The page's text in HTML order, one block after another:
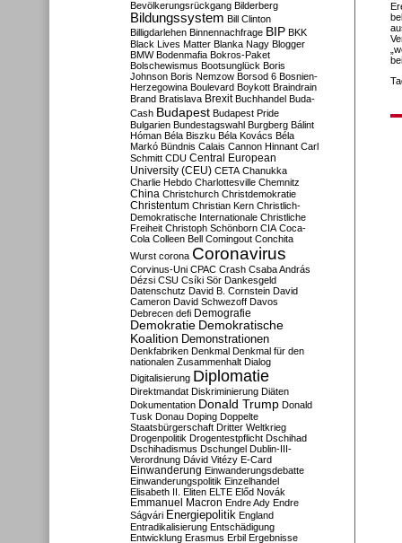
Bevölkerungsrückgang Bilderberg
Bildungssystem Bill Clinton
Billigdarlehen Binnennachfrage BIP BKK
Black Lives Matter Blanka Nagy Blogger
BMW Bodenmafia Bokros-Paket
Bolschewismus Bootsunglück Boris
Johnson Boris Nemzow Borsod 6 Bosnien-
Herzegowina Boulevard Boykott Braindrain
Brand Bratislava Brexit Buchhandel Buda-
Cash Budapest Budapest Pride
Bulgarien Bundestagswahl Burgberg Bálint
Hóman Béla Biszku Béla Kovács Béla
Markó Bündnis Calais Cannon Hinnant Carl
Schmitt CDU Central European
University (CEU) CETA Chanukka
Charlie Hebdo Charlottesville Chemnitz
China Christchurch Christdemokratie
Christentum Christian Kern Christlich-
Demokratische Internationale Christliche
Freiheit Christoph Schönborn CIA Coca-
Cola Colleen Bell Comingout Conchita
Wurst corona Coronavirus
Corvinus-Uni CPAC Crash Csaba András
Dézsi CSU Csíki Sör Dankesgeld
Datenschutz David B. Cornstein David
Cameron David Schwezoff Davos
Debrecen defi Demografie
Demokratie Demokratische
Koalition Demonstrationen
Denkfabriken Denkmal Denkmal für den
nationalen Zusammenhalt Dialog
Digitalisierung Diplomatie
Direktmandat Diskriminierung Diäten
Dokumentation Donald Trump Donald
Tusk Donau Doping Doppelte
Staatsbürgerschaft Dritter Weltkrieg
Drogenpolitik Drogentestpflicht Dschihad
Dschihadismus Dschungel Dublin-III-
Verordnung Dávid Vitézy E-Card
Einwanderung Einwanderungsdebatte
Einwanderungspolitik Einzelhandel
Elisabeth II. Eliten ELTE Előd Novák
Emmanuel Macron Endre Ady Endre
Ságvári Energiepolitik England
Entradikalisierung Entschädigung
Entwicklung Erasmus Erbil Ergebnisse